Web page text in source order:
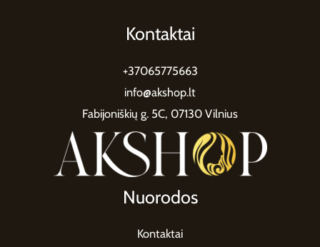
Kontaktai
+37065775663
info@akshop.lt
Fabijoniškių g. 5C, 07130 Vilnius
Nuorodos
Kontaktai